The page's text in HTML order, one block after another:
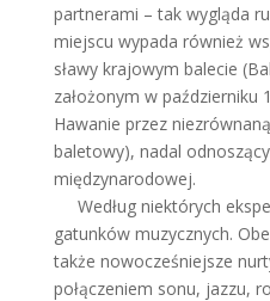
partnerami – tak wygląda
miejscu wypada również
sławy krajowym balecie
założonym w październiku
Hawanie przez
baletowy), nadal
międzynarodowej.
Według niektórych
gatunków muzycznych.
także nowocześniejsze
połączeniem sonu, jazzu,